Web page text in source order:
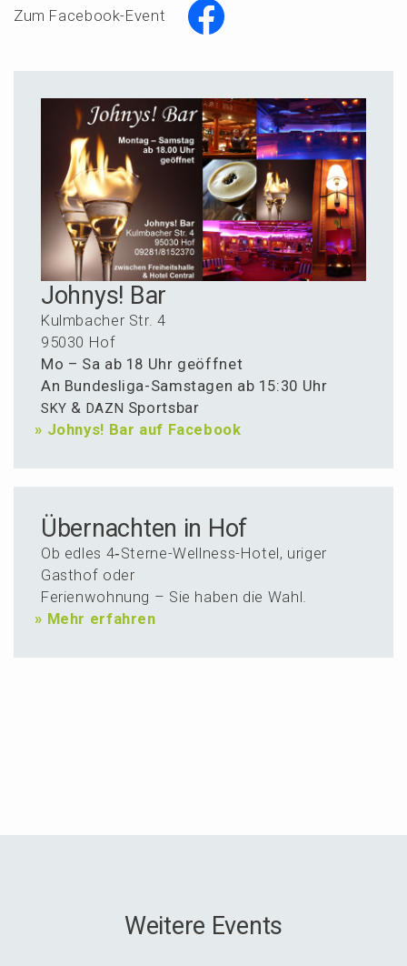
Zum Facebook-Event
Johnys! Bar
Kulmba­cher Str. 4
95030 Hof
Mo – Sa ab 18 Uhr geöffnet
An Bundes­li­ga-Samsta­gen ab 15:30 Uhr
SKY & DAZN Sportsbar
» Johnys! Bar auf Facebook
Über­nachten in Hof
Ob edles 4‑Ster­ne-Wellness-Hotel, uriger
Gasthof oder
Ferien­woh­nung – Sie haben die Wahl.
» Mehr erfahren
Weitere Events